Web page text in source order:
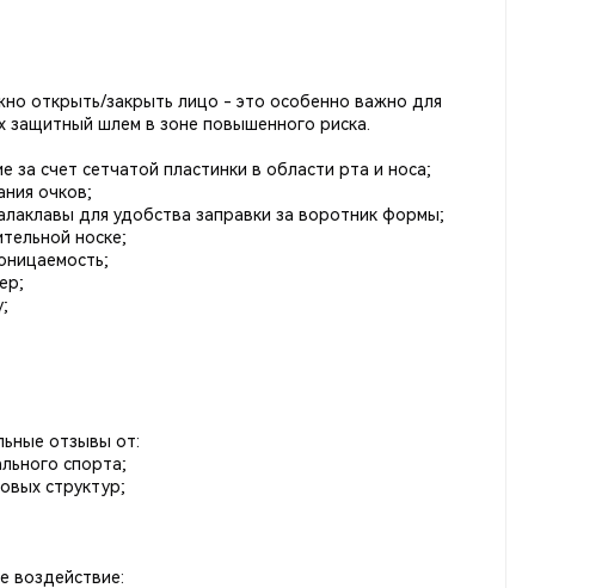
открыть/закрыть лицо - это особенно важно для
защитный шлем в зоне повышенного риска.
за счет сетчатой пластинки в области рта и носа;
очков;
для удобства заправки за воротник формы;
носке;
отзывы от:
спорта;
структур;
воздействие: